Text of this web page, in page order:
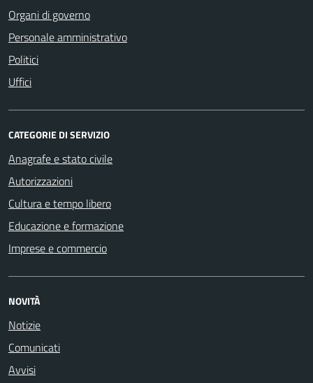
Organi di governo
Personale amministrativo
Politici
Uffici
CATEGORIE DI SERVIZIO
Anagrafe e stato civile
Autorizzazioni
Cultura e tempo libero
Educazione e formazione
Imprese e commercio
NOVITÀ
Notizie
Comunicati
Avvisi